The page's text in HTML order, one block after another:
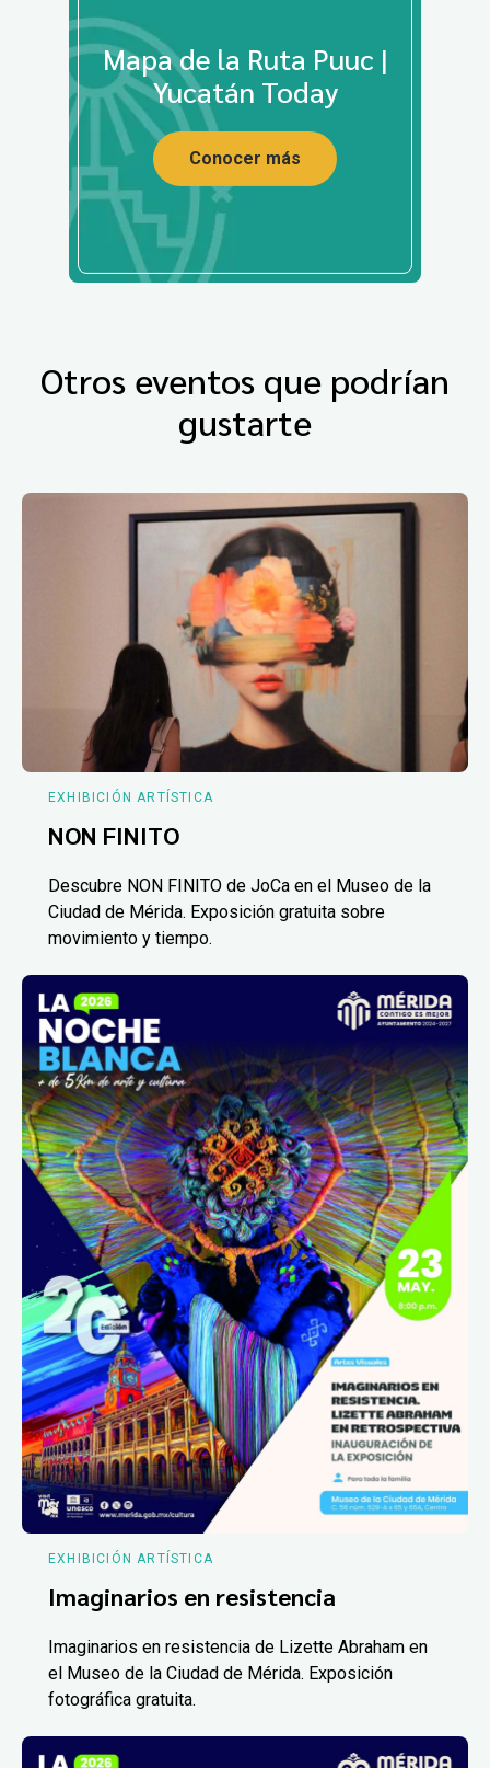
Mapa de la Ruta Puuc |
Yucatán Today
Conocer más
Otros eventos que podrían
gustarte
EXHIBICIÓN ARTÍSTICA
NON FINITO
Descubre NON FINITO de JoCa en el Museo de la
Ciudad de Mérida. Exposición gratuita sobre
movimiento y tiempo.
EXHIBICIÓN ARTÍSTICA
Imaginarios en resistencia
Imaginarios en resistencia de Lizette Abraham en
el Museo de la Ciudad de Mérida. Exposición
fotográfica gratuita.